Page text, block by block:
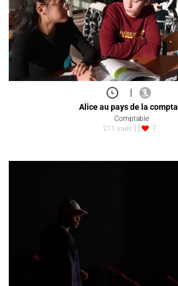
|
Alice au pays de la compta
Comptable
211 vues
7